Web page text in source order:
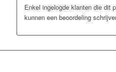
Enkel ingelogde klanten die dit
kunnen een beoordeling